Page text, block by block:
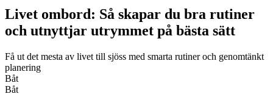
Livet ombord: Så skapar du bra rutiner
och utnyttjar utrymmet på bästa sätt
Få ut det mesta av livet till sjöss med smarta rutiner och genomtänkt
planering
Båt
Båt